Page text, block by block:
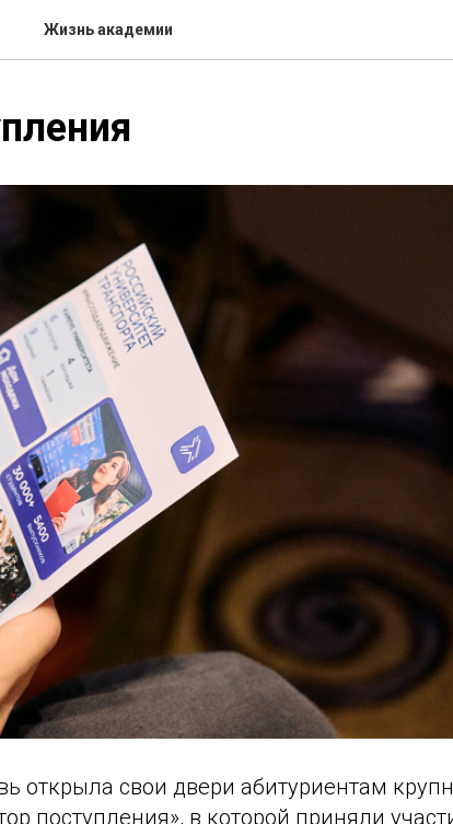
Жизнь академии
открыла свои двери абитуриентам
поступления», в которой приняли